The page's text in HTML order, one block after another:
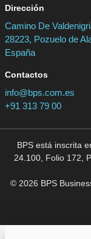
Dirección
Camino De
28223, Pozuelo de
España
Contactos
info@bps.com.es
+91 313 79 00
BPS está inscrita
24.100, Folio 172,
© 2026 BPS